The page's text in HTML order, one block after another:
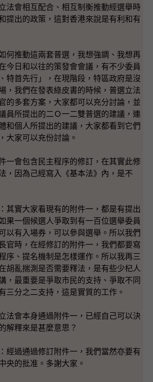
法會相互配合、相互制衡推動經選舉時
提出的政策，這對香港來說是有利和有
推動這兩套普選，我想強調、我想再
今日和以往的策發會會議，有不少委員
特首先行」，在現階段，特區政府是沒
，我們在發表綠皮書的時候，普選立法
的多套方案，大家都可以充分討論，並
員所提出的二Ｏ一二雙普選的建議，連
和個人所提出的建議，大家都看到它們
大家可以充份討論。
一會包含民主程序的修訂，在其實此修
，因為己經寫入《基本法》內，是不
其實大家看現有的附件一，都是有提出
果一個候選人爭取到有一百位選舉委員
以有入場券，可以參與選舉。所以我們
官時，在經修訂的附件一，我們都要寫
序、提名機制是怎樣運作。所以我再三
胡亂揣測是否需要釋法，是有些少杞人
，最重要是爭取市民的支持、爭取不同
三分之二支持，這是實質的工作。
法會本身通過附件一，已經自己可以決
解釋來是甚麼意思？
經過通過修訂附件一，我們當然亦要有
央的批准。多謝大家。